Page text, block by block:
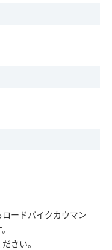
ードバイクカウマン
さい。